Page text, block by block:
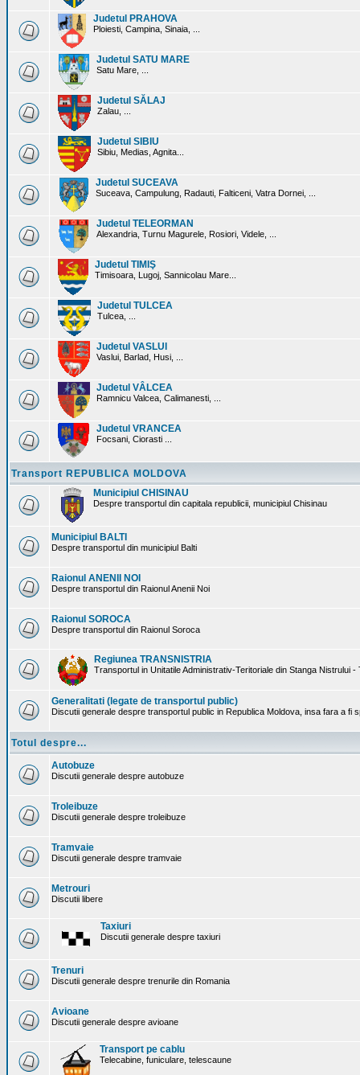
Judetul PRAHOVA
Ploiesti, Campina, Sinaia, ...
Judetul SATU MARE
Satu Mare, ...
Judetul SĂLAJ
Zalau, ...
Judetul SIBIU
Sibiu, Medias, Agnita...
Judetul SUCEAVA
Suceava, Campulung, Radauti, Falticeni, Vatra Dornei, ...
Judetul TELEORMAN
Alexandria, Turnu Magurele, Rosiori, Videle, ...
Judetul TIMIŞ
Timisoara, Lugoj, Sannicolau Mare...
Judetul TULCEA
Tulcea, ...
Judetul VASLUI
Vaslui, Barlad, Husi, ...
Judetul VÂLCEA
Ramnicu Valcea, Calimanesti, ...
Judetul VRANCEA
Focsani, Ciorasti ...
Transport REPUBLICA MOLDOVA
Municipiul CHISINAU
Despre transportul din capitala republicii, municipiul Chisinau
Municipiul BALTI
Despre transportul din municipiul Balti
Raionul ANENII NOI
Despre transportul din Raionul Anenii Noi
Raionul SOROCA
Despre transportul din Raionul Soroca
Regiunea TRANSNISTRIA
Transportul in Unitatile Administrativ-Teritoriale din Stanga Nistrului -
Generalitati (legate de transportul public)
Discutii generale despre transportul public in Republica Moldova, insa fara a fi
Totul despre...
Autobuze
Discutii generale despre autobuze
Troleibuze
Discutii generale despre troleibuze
Tramvaie
Discutii generale despre tramvaie
Metrouri
Discutii libere
Taxiuri
Discutii generale despre taxiuri
Trenuri
Discutii generale despre trenurile din Romania
Avioane
Discutii generale despre avioane
Transport pe cablu
Telecabine, funiculare, telescaune